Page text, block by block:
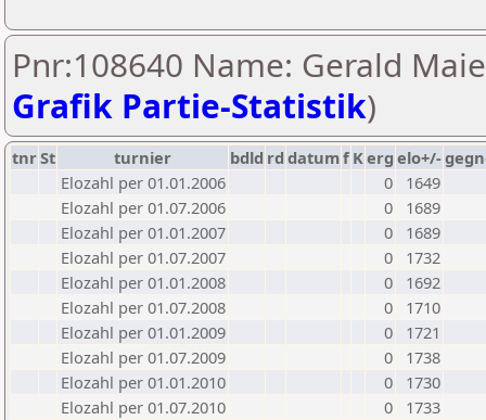
Pnr:108640 Name: Gerald
Grafik Partie-Statistik)
tnrSt turnier bdld rd datumf Kerg elo+/-
Elozahl per 01.01.2006
0
1649
Elozahl per 01.07.2006
0
1689
Elozahl per 01.01.2007
0
1689
Elozahl per 01.07.2007
0
1732
Elozahl per 01.01.2008
0
1692
Elozahl per 01.07.2008
0
1710
Elozahl per 01.01.2009
0
1721
Elozahl per 01.07.2009
0
1738
Elozahl per 01.01.2010
0
1730
Elozahl per 01.07.2010
0
1733